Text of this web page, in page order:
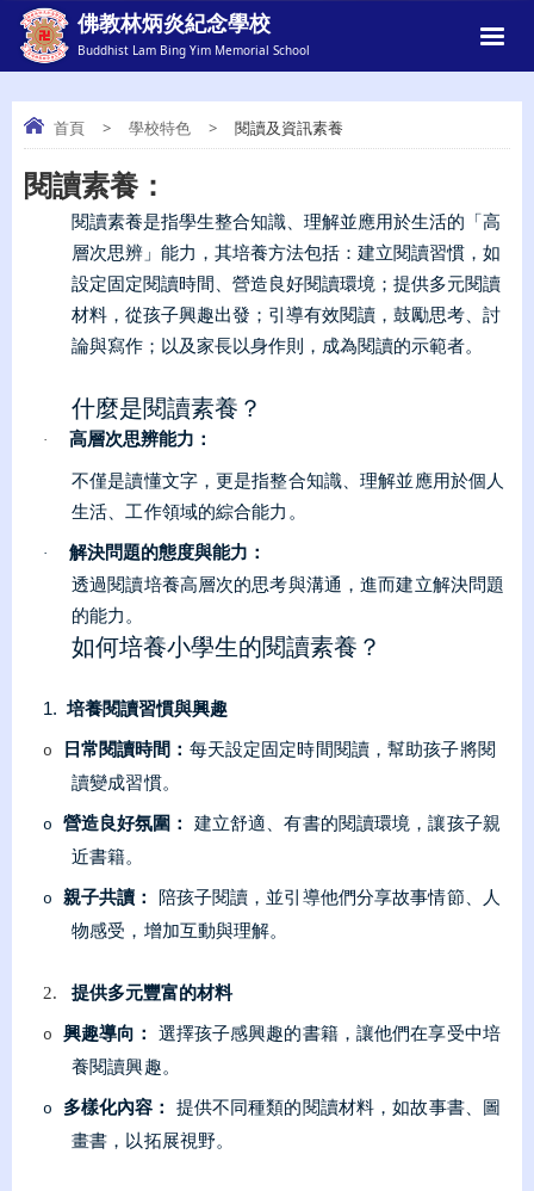
佛教林炳炎紀念學校
Buddhist Lam Bing Yim Memorial School
首頁 > 學校特色 > 閱讀及資訊素養
閱讀素養：
閱讀素養是指學生整合知識、理解並應用於生活的「高
層次思辨」能力，其培養方法包括：建立閱讀習慣，如
設定固定閱讀時間、營造良好閱讀環境；提供多元閱讀
材料，從孩子興趣出發；引導有效閱讀，鼓勵思考、討
論與寫作；以及家長以身作則，成為閱讀的示範者。
什麼是閱讀素養？
· 高層次思辨能力：
不僅是讀懂文字，更是指整合知識、理解並應用於個人
生活、工作領域的綜合能力。
·
解決問題的態度與能力：
透過閱讀培養高層次的思考與溝通，進而建立解決問題
的能力。
如何培養小學生的閱讀素養？
1. 培養閱讀習慣與興趣
o 日常閱讀時間： 每天設定固定時間閱讀，幫助孩子將閱
讀變成習慣。
o 營造良好氛圍：
建立舒適、有書的閱讀環境，讓孩子親
近書籍。
o 親子共讀：
陪孩子閱讀，並引導他們分享故事情節、人
物感受，增加互動與理解。
2. 提供多元豐富的材料
o 興趣導向：
選擇孩子感興趣的書籍，讓他們在享受中培
養閱讀興趣。
o 多樣化內容：
提供不同種類的閱讀材料，如故事書、圖
畫書，以拓展視野。